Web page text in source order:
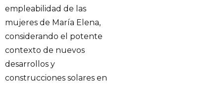
empleabilidad de las
mujeres de María Elena,
considerando el potente
contexto de nuevos
desarrollos y
construcciones solares en